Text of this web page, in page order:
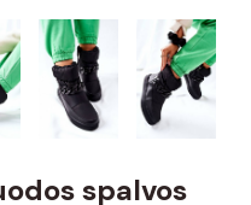
spalvos